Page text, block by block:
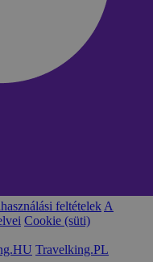
feltételek A
Cookie (süti)
Travelking.PL